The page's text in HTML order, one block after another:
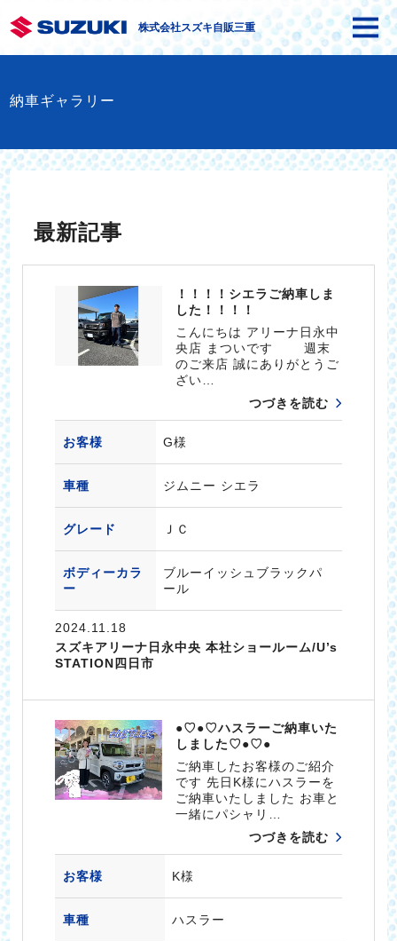
株式会社スズキ自販三重
納車ギャラリー
最新記事
！！！！シエラご納車しま
した！！！！
こんにちは アリーナ日永中
央店 まついです 週末
のご来店 誠にありがとうご
ざい…
つづきを読む
お客様 G様
車種 ジムニー シエラ
グレード ＪＣ
ボディーカラ
ー
ブルーイッシュブラックパ
ール
2024.11.18
スズキアリーナ日永中央 本社ショールーム/U’s
STATION四日市
●♡●♡ハスラーご納車いた
しました♡●♡●
ご納車したお客様のご紹介
です 先日K様にハスラーを
ご納車いたしました お車と
一緒にパシャリ…
つづきを読む
お客様 K様
車種 ハスラー